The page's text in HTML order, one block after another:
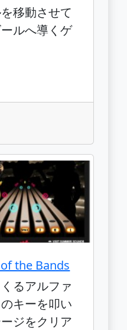
移動させて
ルへ導くゲ
the Bands
るアルファ
キーを叩い
ジをクリア